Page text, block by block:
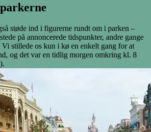
støde ind i figurerne rundt om i parken –
på annoncerede tidspunkter, andre gange
Vi stillede os kun i kø en enkelt gang for at
og det var en tidlig morgen omkring kl. 8